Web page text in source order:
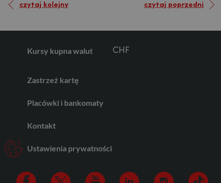
czytaj kolejny czytaj poprzedni
Kursy kupna walut CHF
CAD
Zastrzeż kartę
Placówki i bankomaty
Kontakt
Ustawienia prywatności